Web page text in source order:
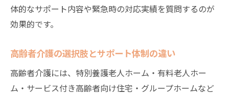
体的なサポート内容や緊急時の対応実績を質問するのが
効果的です。
高齢者介護の選択肢とサポート体制の違い
高齢者介護には、特別養護老人ホーム・有料老人ホー
ム・サービス付き高齢者向け住宅・グループホームなど